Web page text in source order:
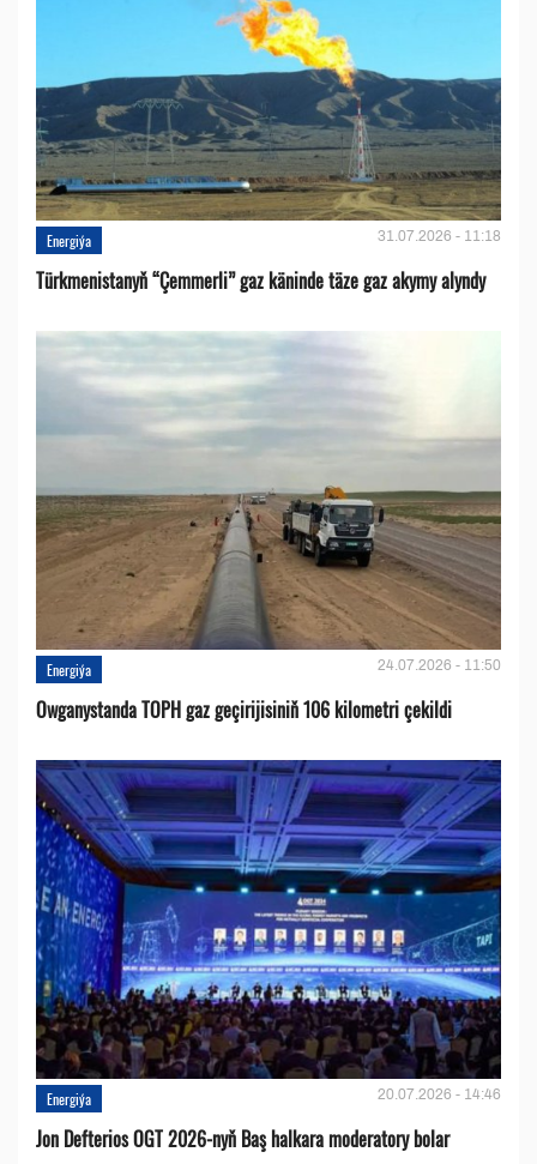
Energiýa 31.07.2026 - 11:18
Türkmenistanyň “Çemmerli” gaz käninde täze gaz akymy alyndy
Energiýa 24.07.2026 - 11:50
Owganystanda TOPH gaz geçirijisiniň 106 kilometri çekildi
Energiýa 20.07.2026 - 14:46
Jon Defterios OGT 2026-nyň Baş halkara moderatory bolar